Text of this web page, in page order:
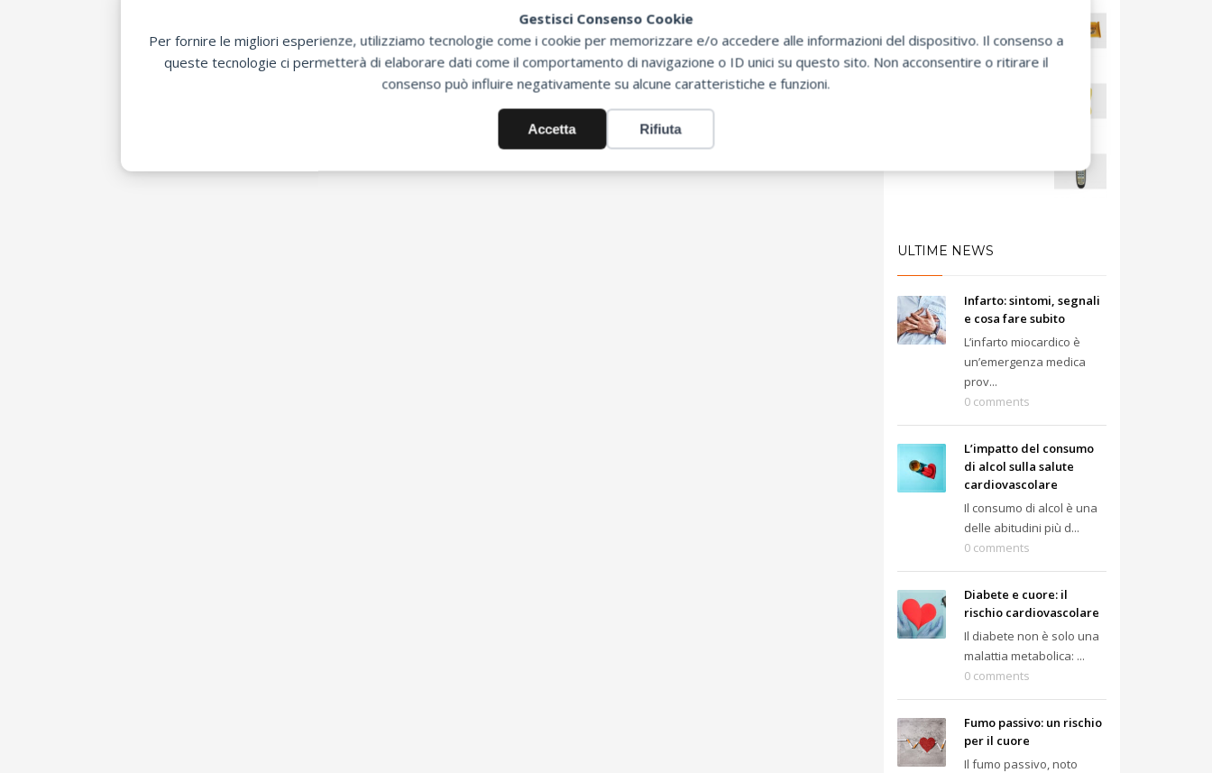
Gestisci Consenso Cookie
Per fornire le migliori esperienze, utilizziamo tecnologie come i cookie per memorizzare e/o accedere alle informazioni del dispositivo. Il consenso a
queste tecnologie ci permetterà di elaborare dati come il comportamento di navigazione o ID unici su questo sito. Non acconsentire o ritirare il
consenso può influire negativamente su alcune caratteristiche e funzioni.
Accetta Rifiuta
anni
ULTIME NEWS
Infarto: sintomi, segnali
e cosa fare subito
L’infarto miocardico è
un’emergenza medica
prov...
0 comments
L’impatto del consumo
di alcol sulla salute
cardiovascolare
Il consumo di alcol è una
delle abitudini più d...
0 comments
Diabete e cuore: il
rischio cardiovascolare
Il diabete non è solo una
malattia metabolica: ...
0 comments
Fumo passivo: un rischio
per il cuore
Il fumo passivo, noto